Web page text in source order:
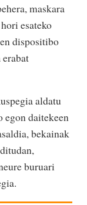
maskara
esateko
dispositibo
aldatu
egon daitekeen
bekainak
buruari